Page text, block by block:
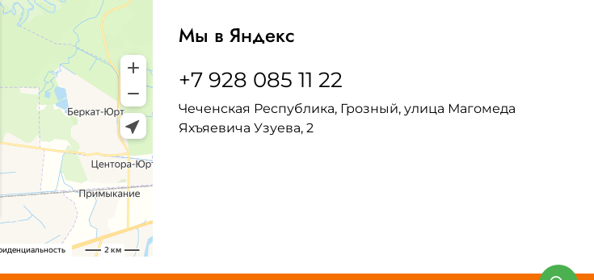
Мы в Яндекс
+7 928 085 11 22
Чеченская Республика, Грозный, улица Магомеда
Яхъяевича Узуева, 2